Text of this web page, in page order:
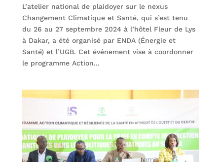
L’atelier national de plaidoyer sur le nexus
Changement Climatique et Santé, qui s’est tenu
du 26 au 27 septembre 2024 à l’hôtel Fleur de Lys
à Dakar, a été organisé par ENDA (Énergie et
Santé) et l’UGB. Cet événement vise à coordonner
le programme Action...